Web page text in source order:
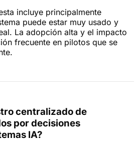
incluye principalmente
puede estar muy usado y
La adopción alta y el impacto
frecuente en pilotos que se
centralizado de
por decisiones
IA?